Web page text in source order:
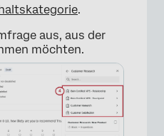
.
aus, aus der
möchten.